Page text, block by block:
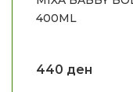
400ML
440 ден